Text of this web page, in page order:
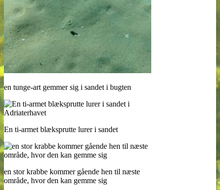
en tunge-art gemmer sig i sandet i bugten
En ti-armet blæksprutte lurer i sandet
en stor krabbe kommer gående hen til næste
område, hvor den kan gemme sig